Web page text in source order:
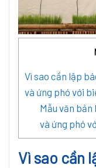
Vì sao cần lập
và ứng phó với
Mẫu văn
và ứng phó
Vì sao cần